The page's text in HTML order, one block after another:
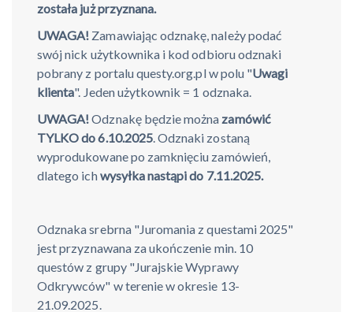
została już przyznana.
UWAGA! Zamawiając odznakę, należy podać
swój nick użytkownika i kod odbioru odznaki
pobrany z portalu questy.org.pl w polu "Uwagi
klienta". Jeden użytkownik = 1 odznaka.
UWAGA!Odznakę będzie można zamówić
TYLKO do 6.10.2025. Odznaki zostaną
wyprodukowane po zamknięciu zamówień,
dlatego ichwysyłka nastąpi do 7.11.2025.
Odznaka srebrna "Juromania z questami 2025"
jest przyznawana za ukończenie min. 10
questów z grupy "Jurajskie Wyprawy
Odkrywców" w terenie w okresie 13-
21.09.2025.